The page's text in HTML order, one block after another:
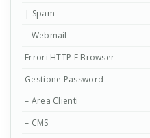
| Spam
– Webmail
Errori HTTP E Browser
Gestione Password
– Area Clienti
– CMS